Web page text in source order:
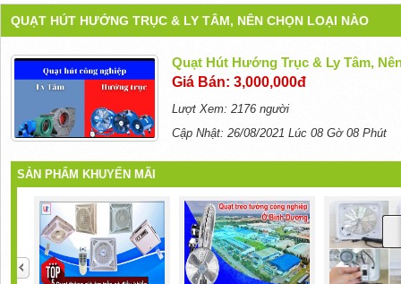
QUẠT HÚT HƯỚNG TRỤC & LY TÂM, NÊN CHỌN LOẠI NÀO
Quạt Hút Hướng Trục & Ly Tâm,
Giá Bán: 3,000,000đ
Lượt Xem: 2176 người
Cập Nhật: 26/08/2021 Lúc 08 Gờ 08 Phút
SẢN PHẨM KHUYẾN MÃI